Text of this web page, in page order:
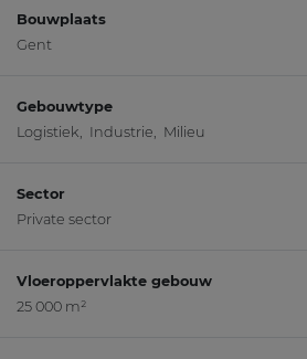
Bouwplaats
Gent
Gebouwtype
Logistiek, Industrie, Milieu
Sector
Private sector
Vloeroppervlakte gebouw
25 000 m²